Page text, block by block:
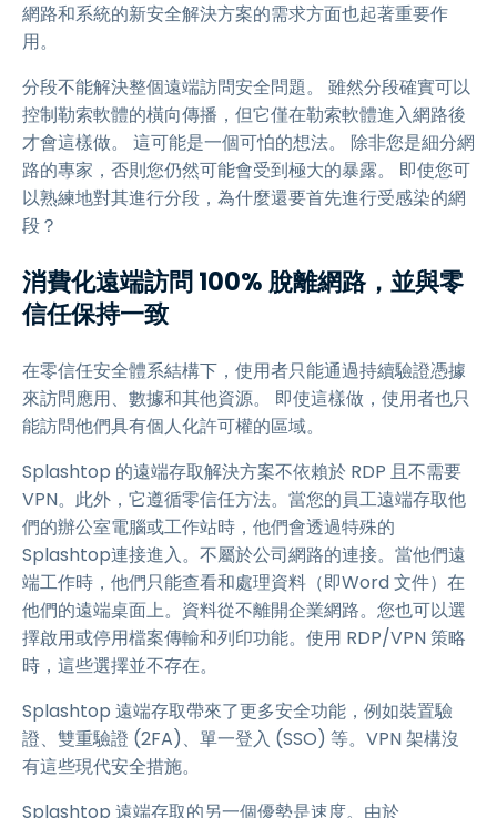
網路和系統的新安全解決方案的需求方面也起著重要作
用。
分段不能解決整個遠端訪問安全問題。 雖然分段確實可以
控制勒索軟體的橫向傳播，但它僅在勒索軟體進入網路後
才會這樣做。 這可能是一個可怕的想法。 除非您是細分網
路的專家，否則您仍然可能會受到極大的暴露。 即使您可
以熟練地對其進行分段，為什麼還要首先進行受感染的網
段？
消費化遠端訪問 100% 脫離網路，並與零
信任保持一致
在零信任安全體系結構下，使用者只能通過持續驗證憑據
來訪問應用、數據和其他資源。 即使這樣做，使用者也只
能訪問他們具有個人化許可權的區域。
Splashtop 的遠端存取解決方案不依賴於 RDP 且不需要
VPN。此外，它遵循零信任方法。當您的員工遠端存取他
們的辦公室電腦或工作站時，他們會透過特殊的
Splashtop連接進入。不屬於公司網路的連接。當他們遠
端工作時，他們只能查看和處理資料（即Word 文件）在
他們的遠端桌面上。資料從不離開企業網路。您也可以選
擇啟用或停用檔案傳輸和列印功能。使用 RDP/VPN 策略
時，這些選擇並不存在。
Splashtop 遠端存取帶來了更多安全功能，例如裝置驗
證、雙重驗證 (2FA)、單一登入 (SSO) 等。VPN 架構沒
有這些現代安全措施。
Splashtop 遠端存取的另一個優勢是速度。由於